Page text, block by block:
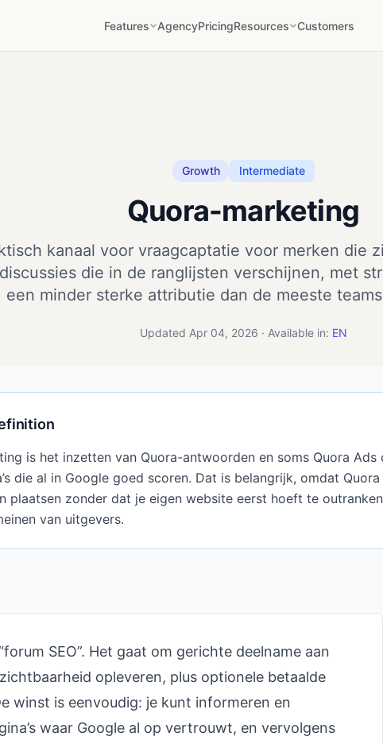
Features AgencyPricingResources Customers
Growth Intermediate
Quora-marketing
kanaal voor vraagcaptatie voor merken die
die in de ranglijsten verschijnen, met
een minder sterke attributie dan de meeste
Updated Apr 04, 2026 · Available in: EN
is het inzetten van Quora-antwoorden en soms Quora
die al in Google goed scoren. Dat is belangrijk, omdat
plaatsen zonder dat je eigen website eerst hoeft te
van uitgevers.
SEO”. Het gaat om gerichte deelname aan
opleveren, plus optionele betaalde
winst is eenvoudig: je kunt informeren en
waar Google al op vertrouwt, en vervolgens